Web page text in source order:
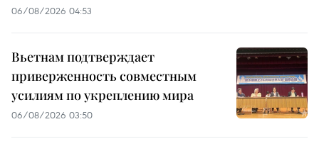
06/08/2026 04:53
Вьетнам подтверждает
приверженность совместным
усилиям по укреплению мира
06/08/2026 03:50